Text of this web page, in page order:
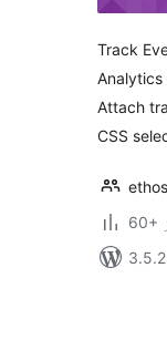
Track
Analytics
Attach
CSS